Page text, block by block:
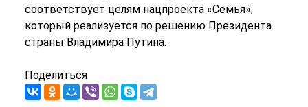
соответствует целям нацпроекта «Семья»,
который реализуется по решению Президента
страны Владимира Путина.
Поделиться